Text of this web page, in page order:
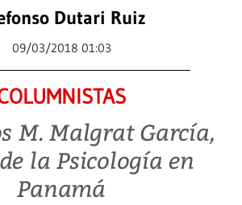
Dutari Ruiz
09/03/2018 01:03
M. Malgrat García,
la Psicología en
Panamá